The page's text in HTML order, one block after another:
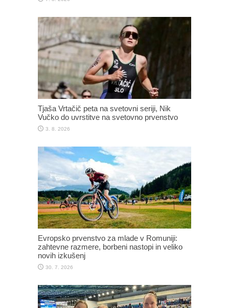
Tjaša Vrtačič peta na svetovni seriji, Nik
Vučko do uvrstitve na svetovno prvenstvo
3. 8. 2026
Evropsko prvenstvo za mlade v Romuniji:
zahtevne razmere, borbeni nastopi in veliko
novih izkušenj
30. 7. 2026